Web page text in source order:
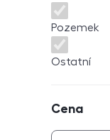
Pozemek
Ostatní
Cena